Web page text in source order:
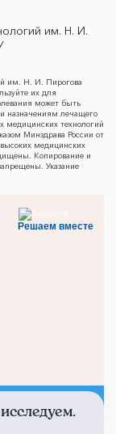
им. Н. И.
им. Н. И. Пирогова
их для
может быть
назначениям лечащего
технологий
Минздрава России от
медицинских
Копирование и
Указание
Решаем вместе
к